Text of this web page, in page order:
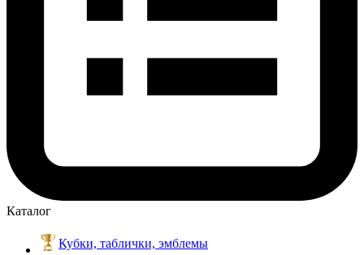
Каталог
Кубки, таблички, эмблемы